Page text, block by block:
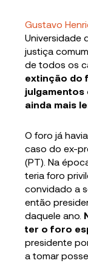
Gustavo
Universidade
justiça
de todos os
extinção do
julgamentos
ainda mais
O foro já
caso do ex-
(PT). Na
teria foro
convidado a
então
daquele ano.
ter o foro
presidente
a tomar posse.